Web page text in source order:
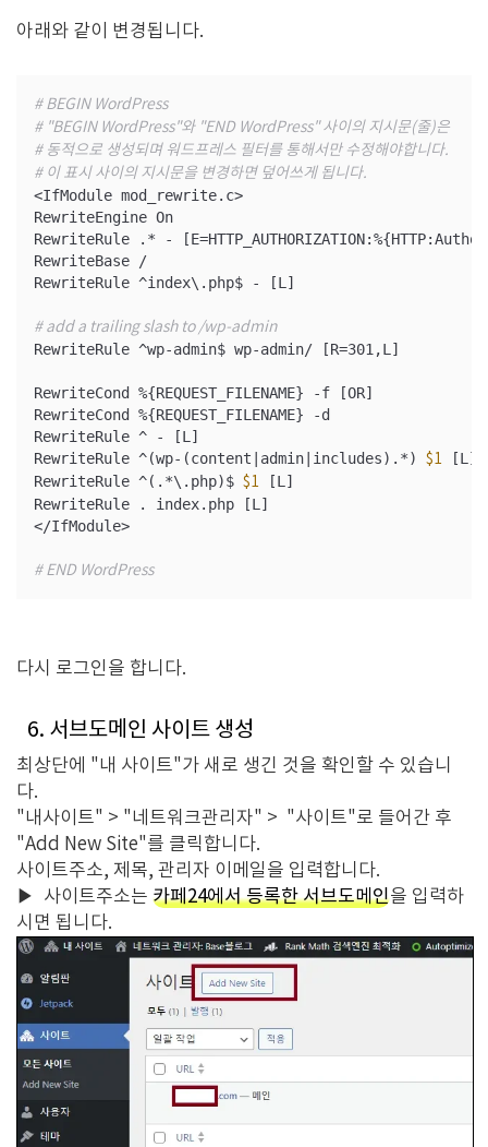
아래와 같이 변경됩니다.
# BEGIN WordPress
# "BEGIN WordPress"와 "END WordPress" 사이의 지시문(줄)은
# 동적으로 생성되며 워드프레스 필터를 통해서만 수정해야합니다.
# 이 표시 사이의 지시문을 변경하면 덮어쓰게 됩니다.
<IfModule mod_rewrite.c>
RewriteEngine On
RewriteRule .* -
RewriteBase /
RewriteRule ^index\.php$ - [L]
# add a trailing slash to /wp-admin
RewriteRule ^wp-admin$ wp-admin/ [R=301,L]
RewriteCond %{REQUEST_FILENAME} -f [OR]
RewriteCond %{REQUEST_FILENAME} -d
RewriteRule ^ - [L]
RewriteRule ^(wp-(content|admin|includes).*) $1 [L]
RewriteRule ^(.*\.php)$ $1 [L]
RewriteRule . index.php [L]
</IfModule>
# END WordPress
다시 로그인을 합니다.
6. 서브도메인 사이트 생성
최상단에 "내 사이트"가 새로 생긴 것을 확인할 수 있습니
다.
"내사이트" > "네트워크관리자" > "사이트"로 들어간 후
"Add New Site"를 클릭합니다.
사이트주소, 제목, 관리자 이메일을 입력합니다.
▶ 사이트주소는 카페24에서 등록한 서브도메인을 입력하
시면 됩니다.